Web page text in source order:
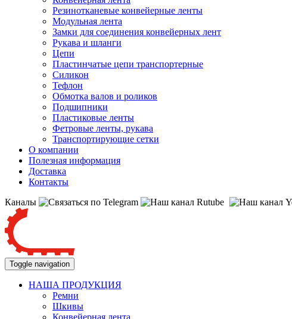
Резинотканевые конвейерные ленты
Модульная лента
Замки для соединения конвейерных лент
Рукава и шланги
Цепи
Пластинчатые цепи транспортерные
Силикон
Тефлон
Обмотка валов и роликов
Подшипники
Пластиковые ленты
Фетровые ленты, рукава
Транспортирующие сетки
О компании
Полезная информация
Доставка
Контакты
Каналы
Toggle navigation
НАША ПРОДУКЦИЯ
Ремни
Шкивы
Конвейерная лента